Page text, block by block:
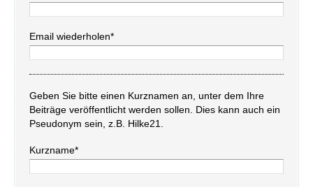
Email wiederholen*
Geben Sie bitte einen Kurznamen an, unter dem Ihre
Beiträge veröffentlicht werden sollen. Dies kann auch ein
Pseudonym sein, z.B. Hilke21.
Kurzname*